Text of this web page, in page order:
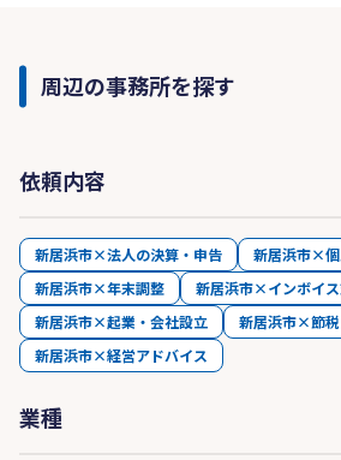
周辺の事務所を探す
依頼内容
新居浜市×法人の決算・申告
新居浜市×個
新居浜市×年末調整
新居浜市×インボイ
新居浜市×起業・会社設立
新居浜市×節税
新居浜市×経営アドバイス
業種